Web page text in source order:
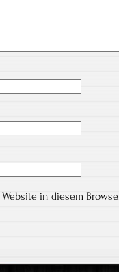
Website in diesem